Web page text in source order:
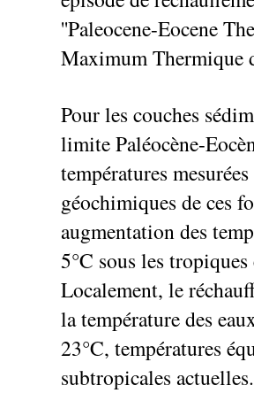
''Paleocene-Eocene
Maximum Thermique
Pour les couches
limite Paléocène-
températures
géochimiques de ces
augmentation des
5°C sous les
Localement, le
la température des
23°C, températures
subtropicales actuelles.